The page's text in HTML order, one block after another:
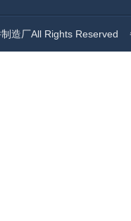
造厂All Rights Reserved